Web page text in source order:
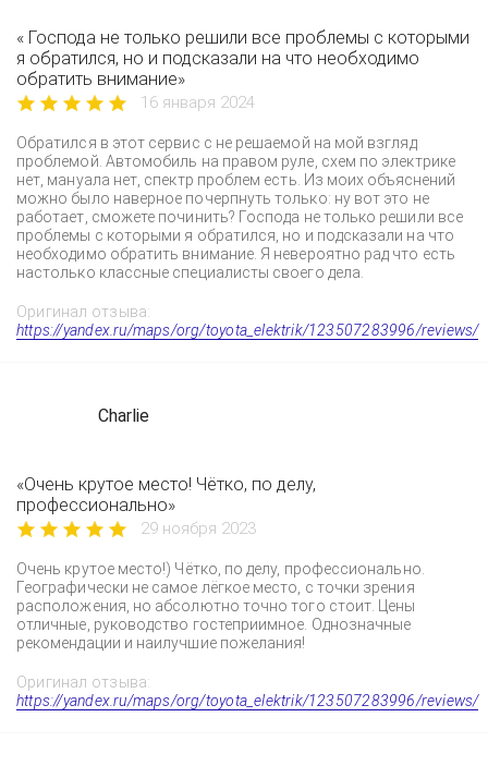
« Господа не только решили все проблемы с которыми
я обратился, но и подсказали на что необходимо
обратить внимание»
16 января 2024
Обратился в этот сервис с не решаемой на мой взгляд
проблемой. Автомобиль на правом руле, схем по электрике
нет, мануала нет, спектр проблем есть. Из моих объяснений
можно было наверное почерпнуть только: ну вот это не
работает, сможете починить? Господа не только решили все
проблемы с которыми я обратился, но и подсказали на что
необходимо обратить внимание. Я невероятно рад что есть
настолько классные специалисты своего дела.
Оригинал отзыва:
https://yandex.ru/maps/org/toyota_elektrik/123507283996/reviews/
Charlie
«Очень крутое место! Чётко, по делу,
профессионально»
29 ноября 2023
Очень крутое место!) Чётко, по делу, профессионально.
Географически не самое лёгкое место, с точки зрения
расположения, но абсолютно точно того стоит. Цены
отличные, руководство гостеприимное. Однозначные
рекомендации и наилучшие пожелания!
Оригинал отзыва:
https://yandex.ru/maps/org/toyota_elektrik/123507283996/reviews/